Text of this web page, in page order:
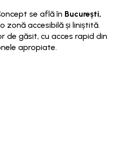
se află în București,
zonă accesibilă și liniștită.
de găsit, cu acces rapid din
apropiate.